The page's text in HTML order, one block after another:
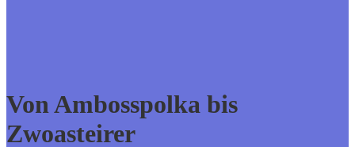
Von Ambosspolka bis
Zwoasteirer